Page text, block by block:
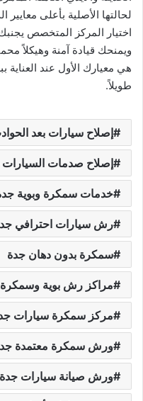
لحالتها الأصلية بأعلى معايير
اختيار المركز المتخصص
ويمنحك قيادة آمنة وهيكلاً
هي معيارك الأول عند العناية
طويلاً.
إصلاح سيارات بعد
إصلاح صدمات
خدمات سمكرة وبوية
رش سيارات احترافي
سمكرة بدون دهان جدة
مراكز رش بوية
مركز سمكرة سيارات
ورش سمكرة معتمدة
ورش صيانة سيارات جدة